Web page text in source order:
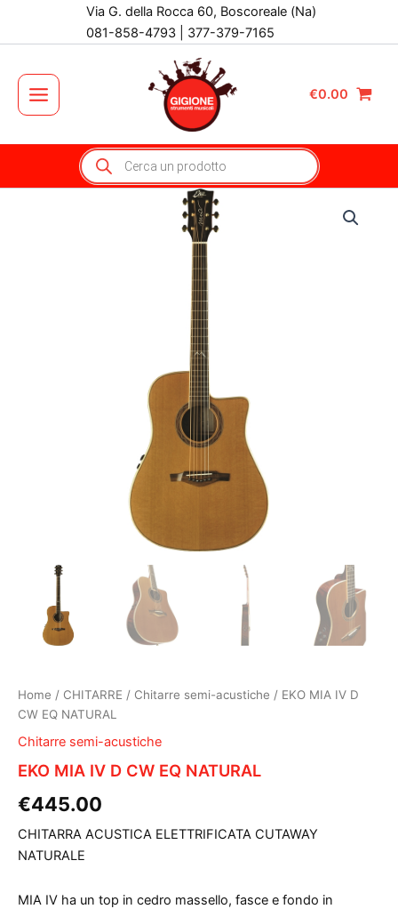
Via G. della Rocca 60, Boscoreale (Na)
081-858-4793 | 377-379-7165
Main
Menu
€0.00
Products
search
Home / CHITARRE / Chitarre semi-acustiche / EKO MIA IV D
CW EQ NATURAL
Chitarre semi-acustiche
EKO MIA IV D CW EQ NATURAL
€445.00
CHITARRA ACUSTICA ELETTRIFICATA CUTAWAY
NATURALE
MIA IV ha un top in cedro massello, fasce e fondo in